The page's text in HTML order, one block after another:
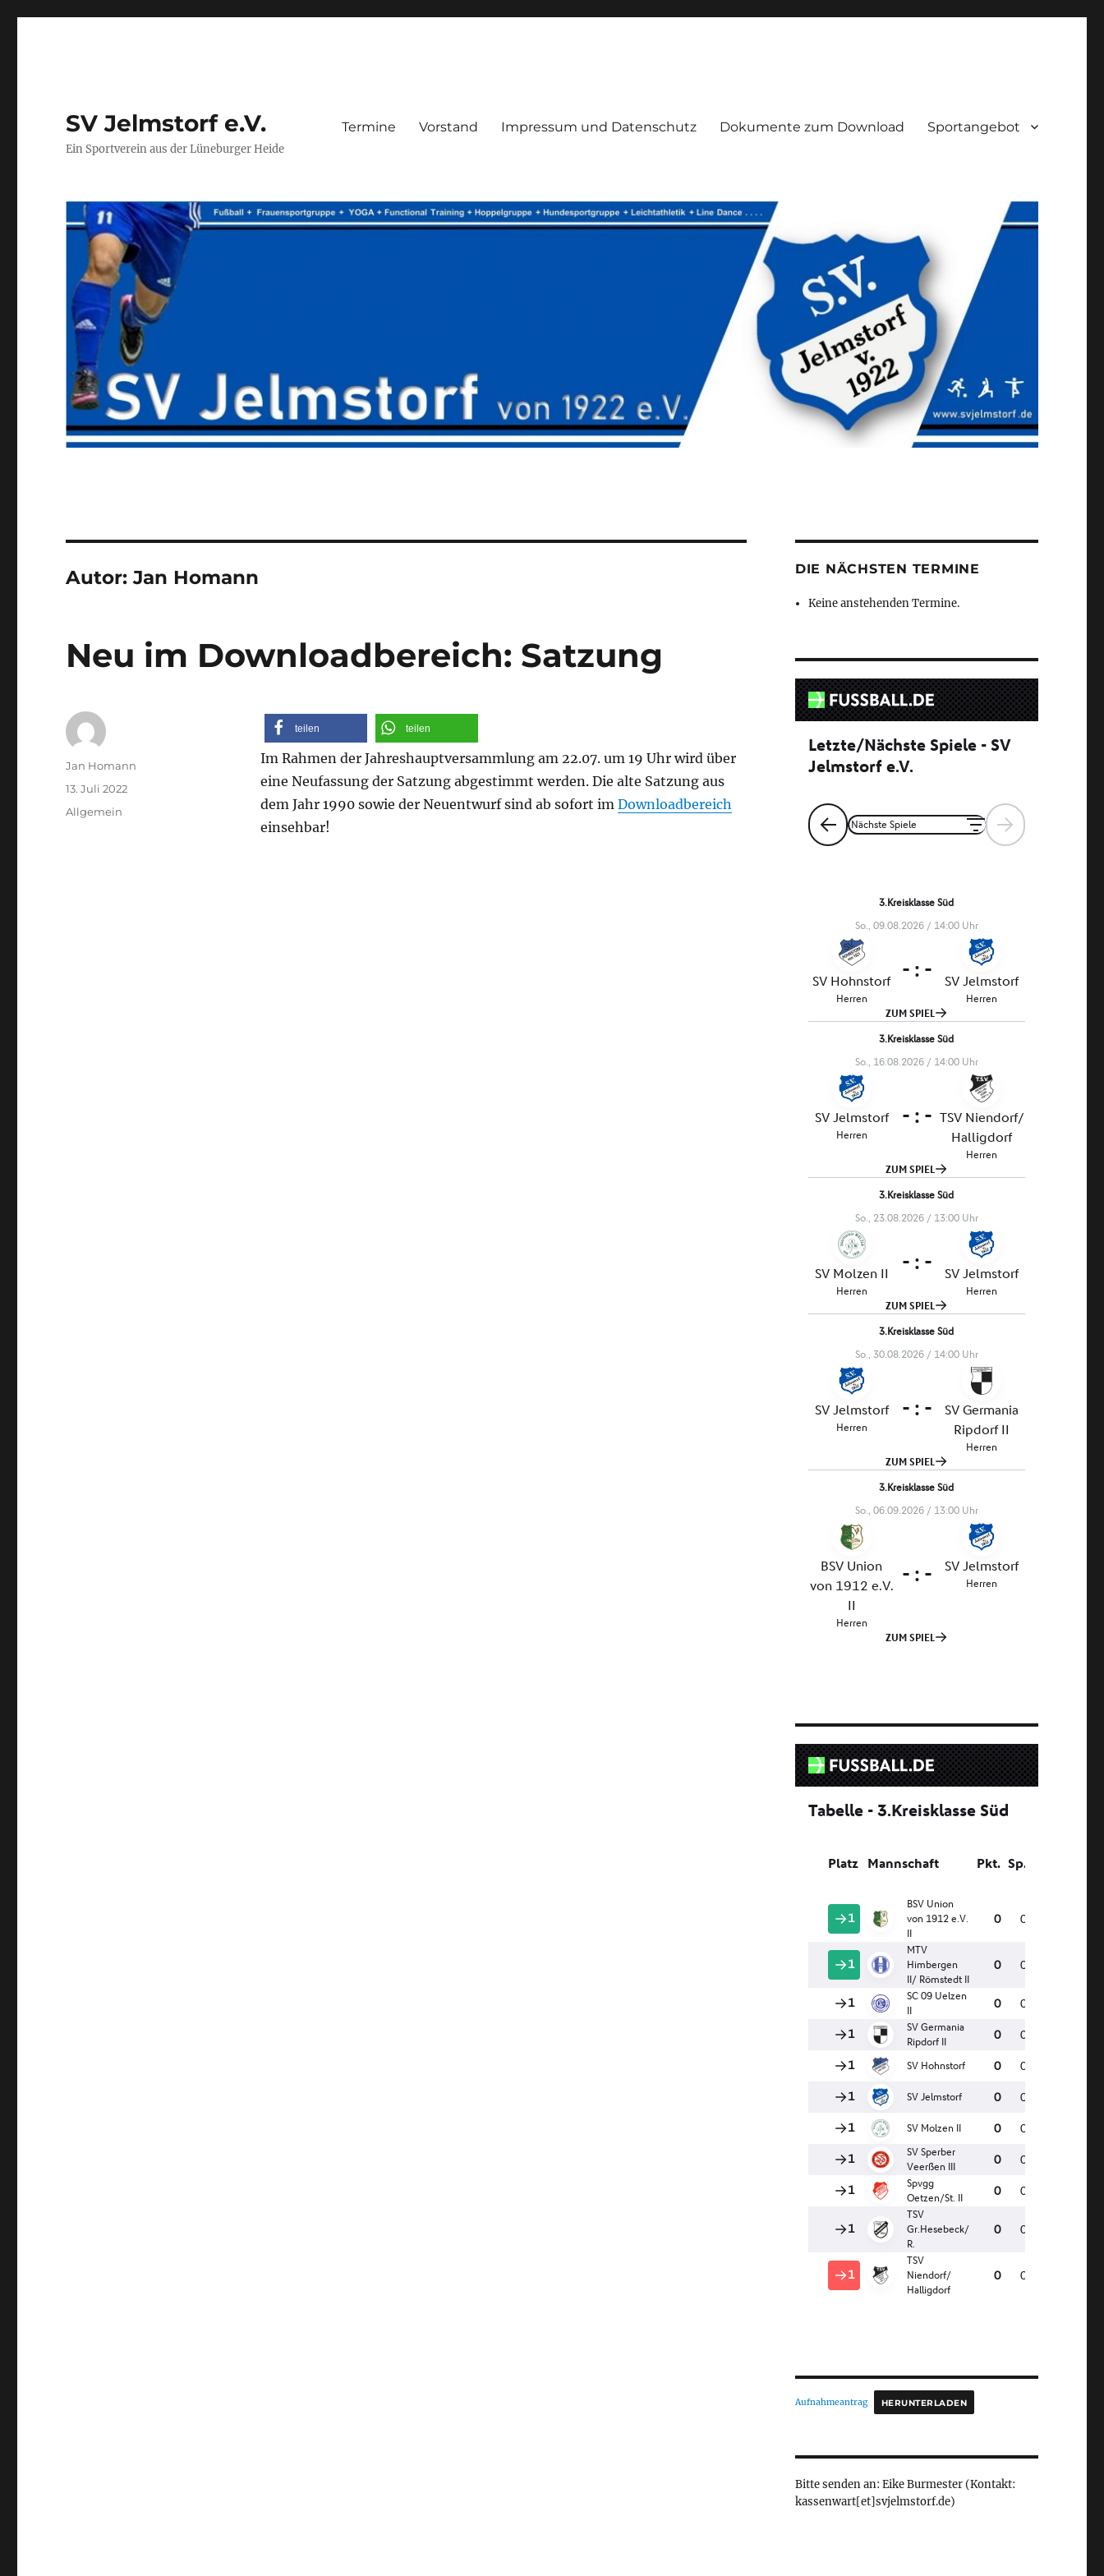
SV Jelmstorf e.V.
Ein Sportverein aus der Lüneburger Heide
Termine Vorstand Impressum und Datenschutz Dokumente zum Download Sportangebot
Autor:Jan Homann
Neu im Downloadbereich: Satzung
teilen teilen
Im Rahmen der Jahreshauptversammlung am 22.07. um 19 Uhr wird über
eine Neufassung der Satzung abgestimmt werden. Die alte Satzung aus
dem Jahr 1990 sowie der Neuentwurf sind ab sofort im Downloadbereich
einsehbar!
Autor
Jan Homann
Veröffentlicht
am
13. Juli 2022
Kategorien
Allgemein
DIE NÄCHSTEN TERMINE
Keine anstehenden Termine.
Aufnahmeantrag HERUNTERLADEN
Bitte senden an: Eike Burmester (Kontakt:
kassenwart[et]svjelmstorf.de)